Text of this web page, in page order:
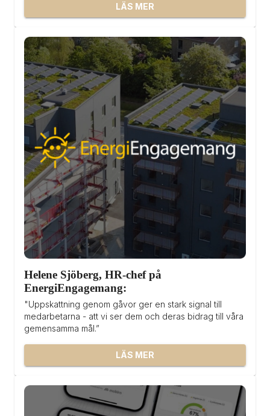
LÄS MER
Helene Sjöberg, HR-chef på
EnergiEngagemang:
"Uppskattning genom gåvor ger en stark signal till
medarbetarna - att vi ser dem och deras bidrag till våra
gemensamma mål.”
LÄS MER